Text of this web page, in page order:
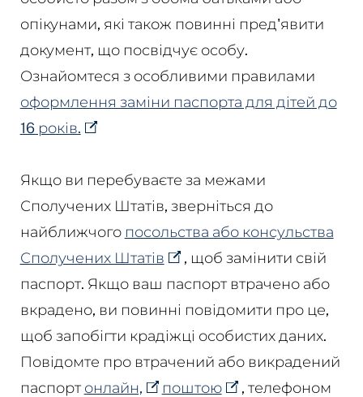
опікунами, які також повинні пред'явити
документ, що посвідчує особу.
Ознайомтеся з особливими правилами
оформлення заміни паспорта для дітей до
16 років.
Якщо ви перебуваєте за межами
Сполучених Штатів, зверніться до
найближчого посольства або консульства
Сполучених Штатів
, щоб замінити свій
паспорт. Якщо ваш паспорт втрачено або
вкрадено, ви повинні повідомити про це,
щоб запобігти крадіжці особистих даних.
Повідомте про втрачений або викрадений
паспорт онлайн, поштою
, телефоном